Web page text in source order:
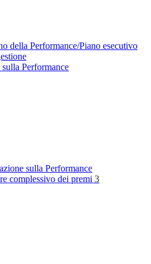
della Performance/Piano esecutivo
Performance
sulla Performance
complessivo dei premi 3